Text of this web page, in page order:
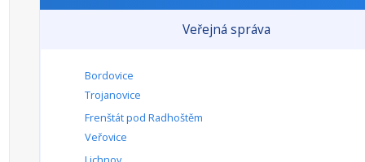
Veřejná správa
Bordovice
Trojanovice
Frenštát pod Radhoštěm
Veřovice